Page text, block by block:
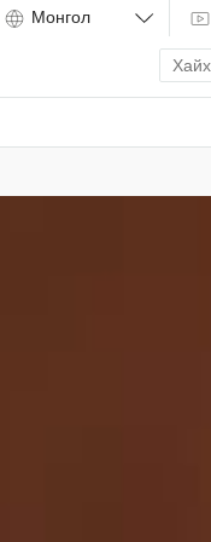
Enter
search
term